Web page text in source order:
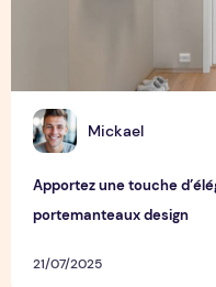
M Mickael
Apportez une touche
portemanteaux design
21/07/2025